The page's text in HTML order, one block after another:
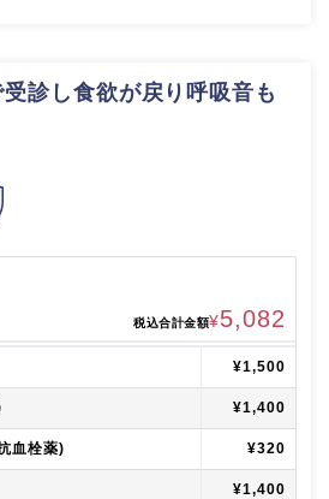
診し食欲が戻り呼吸音も
税込合計金額¥5,082
¥1,500
¥1,400
血栓薬) ¥320
¥1,400